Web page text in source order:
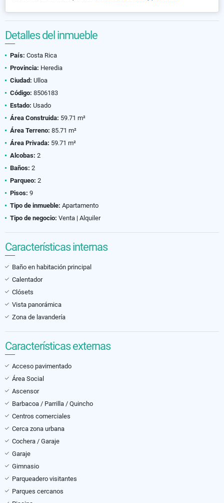
Detalles del inmueble
País: Costa Rica
Provincia: Heredia
Ciudad: Ulloa
Código: 8506183
Estado: Usado
Área Construida: 59.71 m²
Área Terreno: 85.71 m²
Área Privada: 59.71 m²
Alcobas: 2
Baños: 2
Parqueo: 2
Pisos: 9
Tipo de inmueble: Apartamento
Tipo de negocio: Venta | Alquiler
Características internas
Baño en habitación principal
Calentador
Clósets
Vista panorámica
Zona de lavandería
Características externas
Acceso pavimentado
Área Social
Ascensor
Barbacoa / Parrilla / Quincho
Centros comerciales
Cerca zona urbana
Cochera / Garaje
Garaje
Gimnasio
Parqueadero visitantes
Parques cercanos